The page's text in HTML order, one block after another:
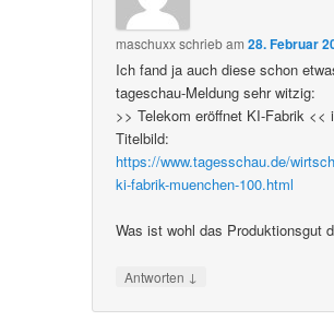
maschuxxschriebam28. Februar
Ich fand ja auch diese schon
tageschau-Meldung sehr witzig:
>> Telekom eröffnet KI-Fabrik <<
Titelbild:
https://www.tagesschau.de/
ki-fabrik-muenchen-100.html
Was ist wohl das Produktionsgut
Antworten ↓